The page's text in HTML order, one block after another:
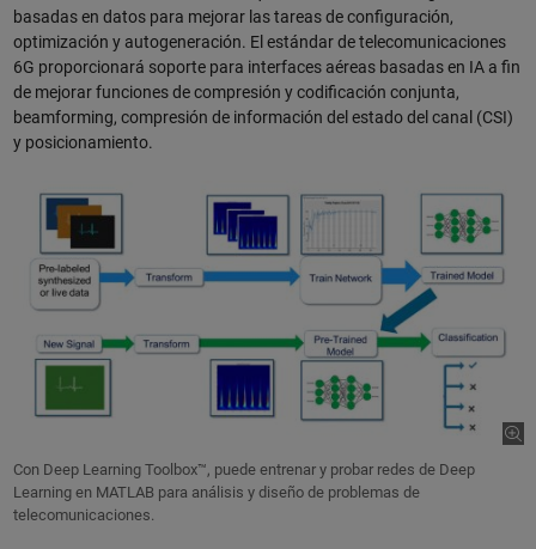
basadas en datos para mejorar las tareas de configuración,
optimización y autogeneración. El estándar de telecomunicaciones
6G proporcionará soporte para interfaces aéreas basadas en IA a fin
de mejorar funciones de compresión y codificación conjunta,
beamforming, compresión de información del estado del canal (CSI)
y posicionamiento.
Con Deep Learning Toolbox™, puede entrenar y probar redes de Deep
Learning en MATLAB para análisis y diseño de problemas de
telecomunicaciones.